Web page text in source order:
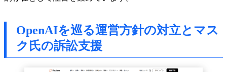
OpenAIを巡る運営方針の対立とマス
ク氏の訴訟支援